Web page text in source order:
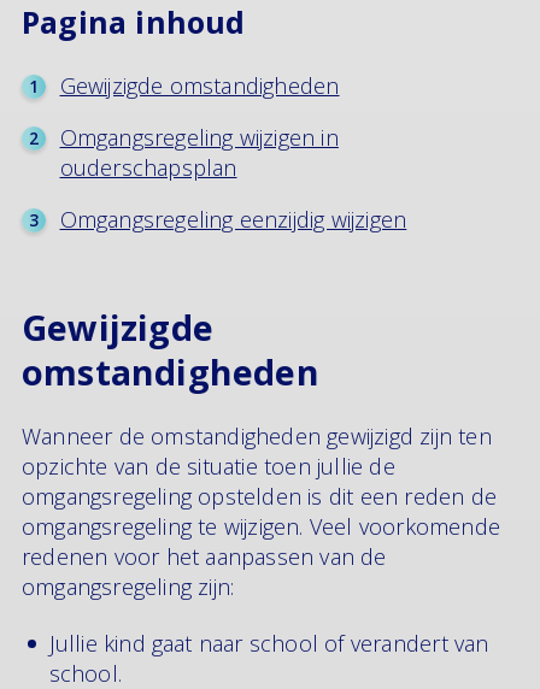
Pagina inhoud
Gewijzigde omstandigheden
Omgangsregeling wijzigen in
ouderschapsplan
Omgangsregeling eenzijdig wijzigen
Gewijzigde
omstandigheden
Wanneer de omstandigheden gewijzigd zijn ten
opzichte van de situatie toen jullie de
omgangsregeling opstelden is dit een reden de
omgangsregeling te wijzigen. Veel voorkomende
redenen voor het aanpassen van de
omgangsregeling zijn:
Jullie kind gaat naar school of verandert van
school.